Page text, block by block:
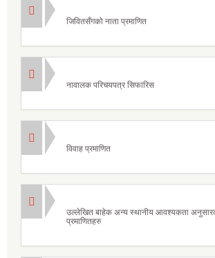
जिवितसँगको नाता प्रमाणित
नावालक परिचयपत्र सिफारिस
विवाह प्रमाणित
उल्लेखित बाहेक अन्य स्थानीय आवश्यकता
प्रमाणितहरु